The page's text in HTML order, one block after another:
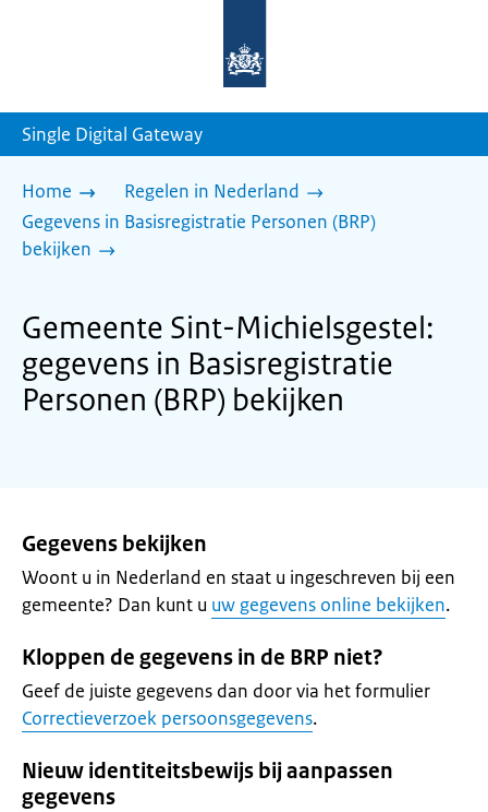
homepage
Single Digital Gateway
Home
Regelen in Nederland
Gegevens in Basisregistratie Personen (BRP)
bekijken
Gemeente Sint-Michielsgestel:
gegevens in Basisregistratie
Personen (BRP) bekijken
Gegevens bekijken
Woont u in Nederland en staat u ingeschreven bij een
gemeente? Dan kunt u uw gegevens online bekijken.
Kloppen de gegevens in de BRP niet?
Geef de juiste gegevens dan door via het formulier
Correctieverzoek persoonsgegevens.
Nieuw identiteitsbewijs bij aanpassen
gegevens